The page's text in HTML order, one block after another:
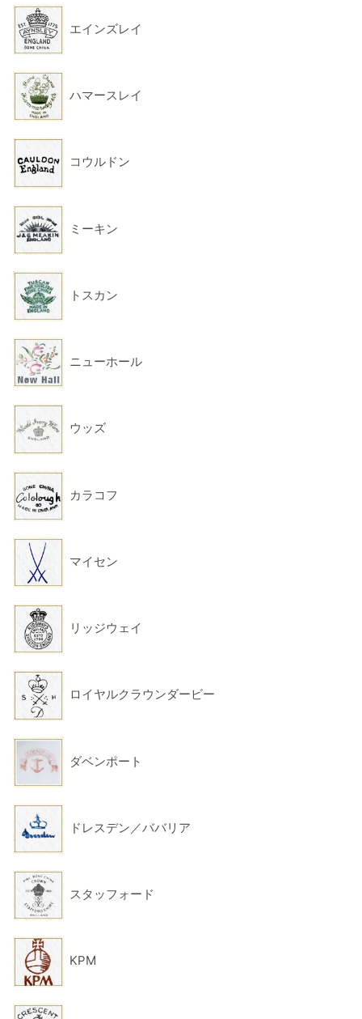
エインズレイ
ハマースレイ
コウルドン
ミーキン
トスカン
ニューホール
ウッズ
カラコフ
マイセン
リッジウェイ
ロイヤルクラウンダービー
ダベンポート
ドレスデン／ババリア
スタッフォード
KPM